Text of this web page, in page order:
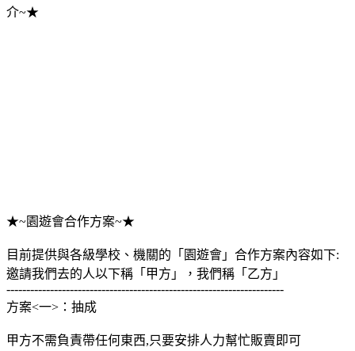
介~★
★~園遊會合作方案~★
目前提供與各級學校、機關的「園遊會」合作方案內容如下:
邀請我們去的人以下稱「甲方」，我們稱「乙方」
----------------------------------------------------------------------
方案<一>：抽成
甲方不需負責帶任何東西,只要安排人力幫忙販賣即可